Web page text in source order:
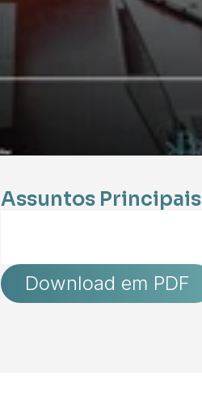
Assuntos Principais
Download em PDF